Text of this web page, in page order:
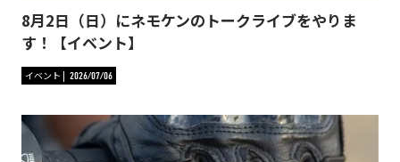
8月2日（日）にネモケンのトークライブをやりま
す！【イベント】
イベント 2026/07/06